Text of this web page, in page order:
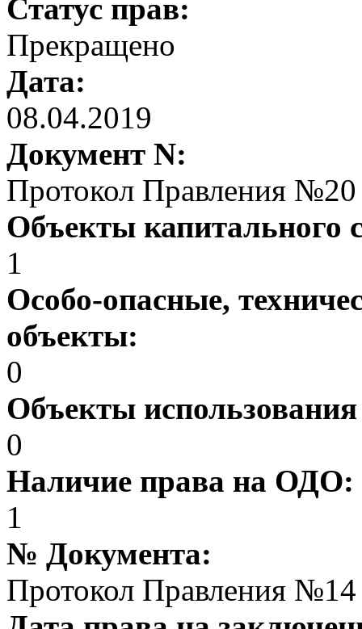
Статус прав:
Прекращено
Дата:
08.04.2019
Документ N:
Протокол Правления №20
Объекты капитального
1
Особо-опасные,
объекты:
0
Объекты
0
Наличие права на ОДО:
1
№ Документа:
Протокол Правления №14